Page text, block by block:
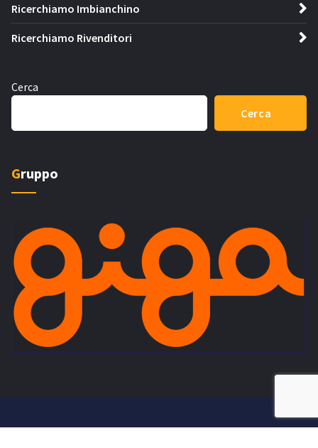
Ricerchiamo Imbianchino
Ricerchiamo Rivenditori
Cerca
Cerca
Gruppo